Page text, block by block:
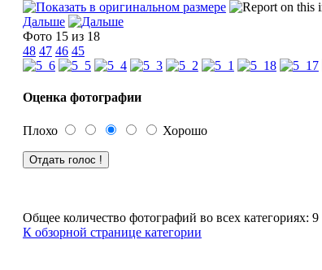
Дальше
Фото 15 из 18
48 47 46 45
Оценка фотографии
Плохо Хорошо
Общее количество фотографий во всех категориях: 9
К обзорной странице категории